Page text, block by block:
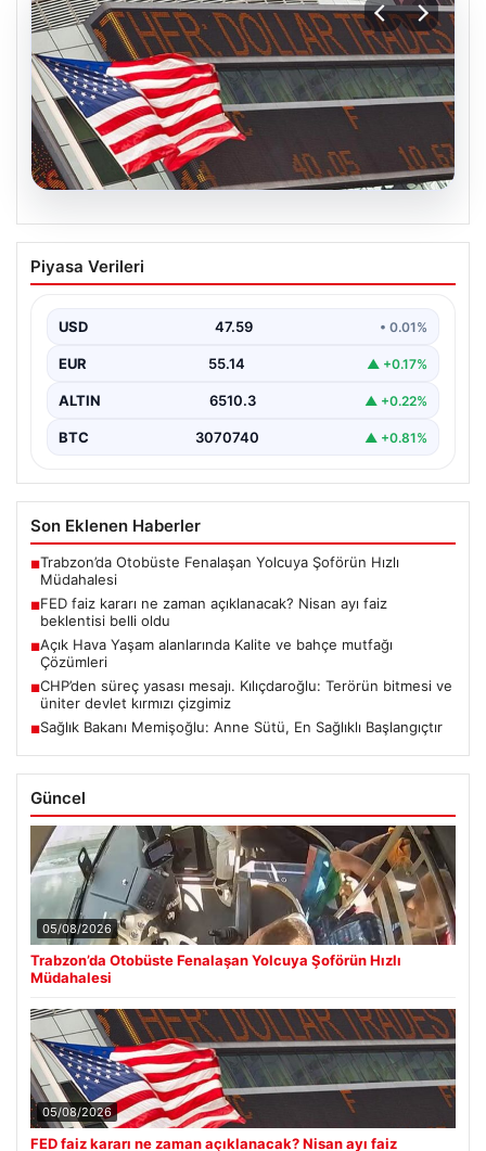
05.08.2026
FED faiz kararı ne zaman açıklanacak?
Nisan ayı faiz beklentisi belli oldu
Piyasa Verileri
USD 47.59 • 0.01%
EUR 55.14 ▲ +0.17%
ALTIN 6510.3 ▲ +0.22%
BTC 3070740 ▲ +0.81%
Son Eklenen Haberler
■Trabzon’da Otobüste Fenalaşan Yolcuya Şoförün Hızlı
Müdahalesi
■FED faiz kararı ne zaman açıklanacak? Nisan ayı faiz
beklentisi belli oldu
■Açık Hava Yaşam alanlarında Kalite ve bahçe mutfağı
Çözümleri
■CHP’den süreç yasası mesajı. Kılıçdaroğlu: Terörün bitmesi ve
üniter devlet kırmızı çizgimiz
■Sağlık Bakanı Memişoğlu: Anne Sütü, En Sağlıklı Başlangıçtır
Güncel
05/08/2026
Trabzon’da Otobüste Fenalaşan Yolcuya Şoförün Hızlı
Müdahalesi
05/08/2026
FED faiz kararı ne zaman açıklanacak? Nisan ayı faiz